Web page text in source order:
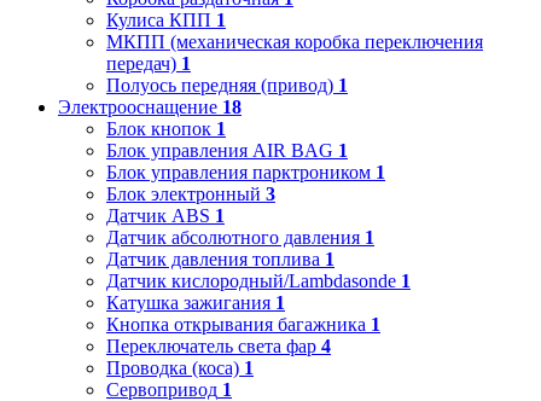
Кулиса КПП 1
МКПП (механическая коробка переключения
передач) 1
Полуось передняя (привод) 1
Электрооснащение 18
Блок кнопок 1
Блок управления AIR BAG 1
Блок управления парктроником 1
Блок электронный 3
Датчик ABS 1
Датчик абсолютного давления 1
Датчик давления топлива 1
Датчик кислородный/Lambdasonde 1
Катушка зажигания 1
Кнопка открывания багажника 1
Переключатель света фар 4
Проводка (коса) 1
Сервопривод 1